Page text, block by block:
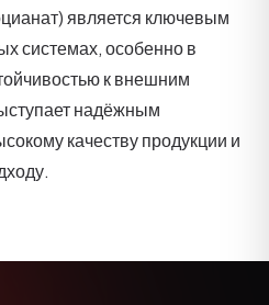
является ключевым
системах, особенно в
к внешним
надёжным
качеству продукции и